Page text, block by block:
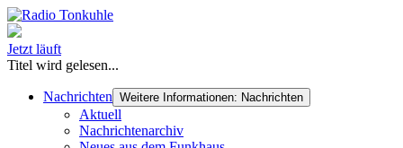
Jetzt läuft
Titel wird gelesen...
Nachrichten Weitere Informationen: Nachrichten
Aktuell
Nachrichtenarchiv